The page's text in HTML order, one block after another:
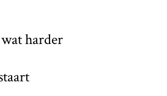
harder